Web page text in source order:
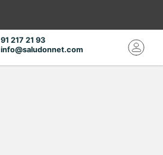
91 217 21 93
info@saludonnet.com